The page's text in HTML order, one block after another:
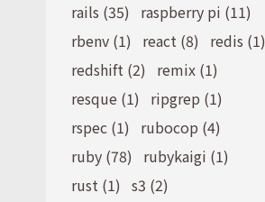
rails (35)
raspberry pi (11)
rbenv (1)
react (8)
redis (1)
redshift (2)
remix (1)
resque (1)
ripgrep (1)
rspec (1)
rubocop (4)
ruby (78)
rubykaigi (1)
rust (1) s3 (2)